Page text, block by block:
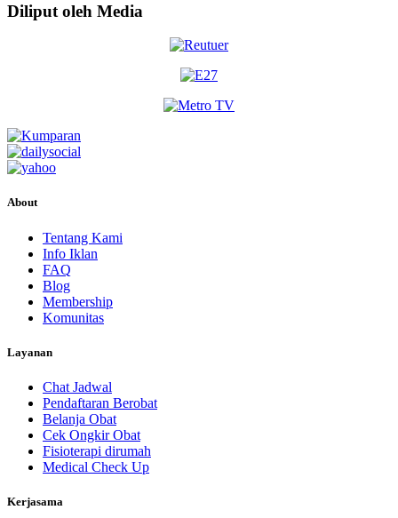
Diliput oleh Media
About
Tentang Kami
Info Iklan
FAQ
Blog
Membership
Komunitas
Layanan
Chat Jadwal
Pendaftaran Berobat
Belanja Obat
Cek Ongkir Obat
Fisioterapi dirumah
Medical Check Up
Kerjasama